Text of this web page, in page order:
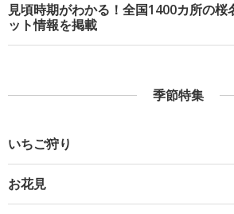
見頃時期がわかる！全国1400カ所の桜
ット情報を掲載
季節特集
いちご狩り
お花見